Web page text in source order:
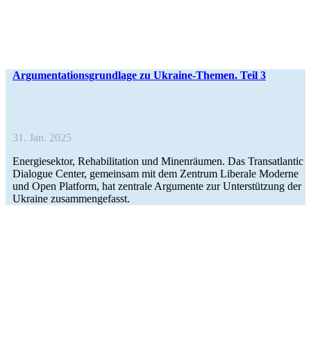
Argu­men­ta­ti­ons­grund­lage zu Ukraine-Themen. Teil 3
31. Jan. 2025
Ener­gie­sek­tor, Reha­bi­li­ta­tion und Minen­räu­men. Das Trans­at­lan­tic
Dia­lo­gue Center, gemein­sam mit dem Zentrum Libe­rale Moderne
und Open Plat­form, hat zen­trale Argu­mente zur Unter­stüt­zung der
Ukraine zusammengefasst.